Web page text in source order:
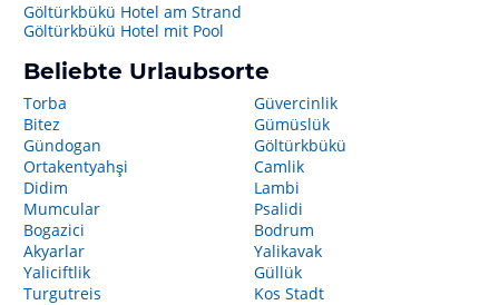
Göltürkbükü Hotel am Strand
Göltürkbükü Hotel mit Pool
Beliebte Urlaubsorte
Torba
Bitez
Gündogan
Ortakentyahşi
Didim
Mumcular
Bogazici
Akyarlar
Yaliciftlik
Turgutreis
Güvercinlik
Gümüslük
Göltürkbükü
Camlik
Lambi
Psalidi
Bodrum
Yalikavak
Güllük
Kos Stadt